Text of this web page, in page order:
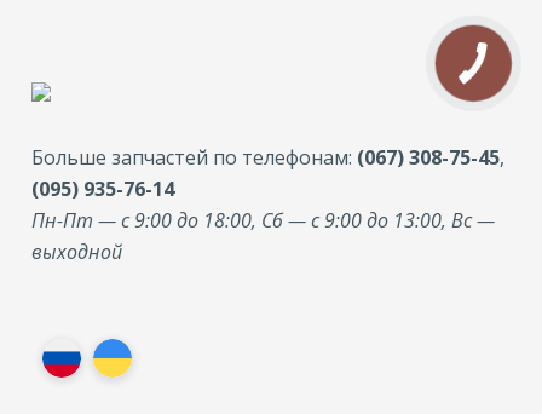
Больше запчастей по телефонам: (067) 308-75-45,
(095) 935-76-14
Пн-Пт — с 9:00 до 18:00, Сб — с 9:00 до 13:00, Вс —
выходной